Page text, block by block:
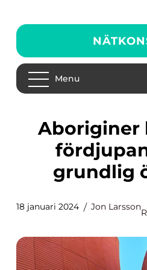
Menu
Aboriginer konst: En
grundlig
18 januari 2024 Jon Larsson